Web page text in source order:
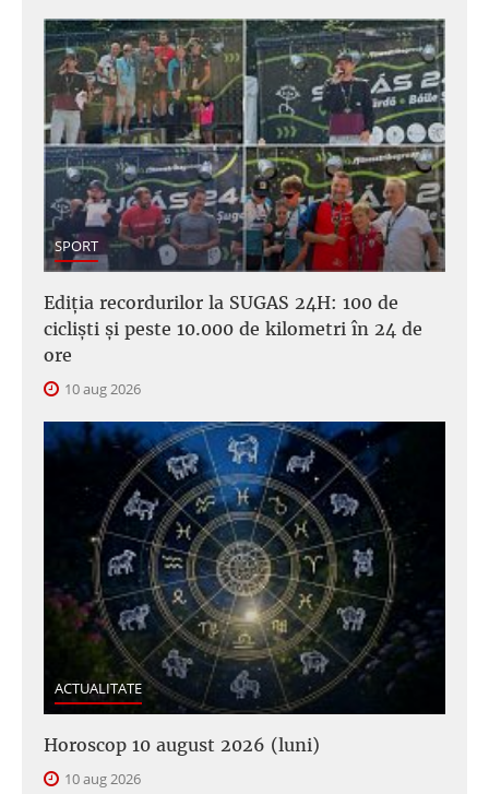
SPORT
Ediția recordurilor la SUGAS 24H: 100 de
cicliști și peste 10.000 de kilometri în 24 de
ore
10 aug 2026
ACTUALITATE
Horoscop 10 august 2026 (luni)
10 aug 2026